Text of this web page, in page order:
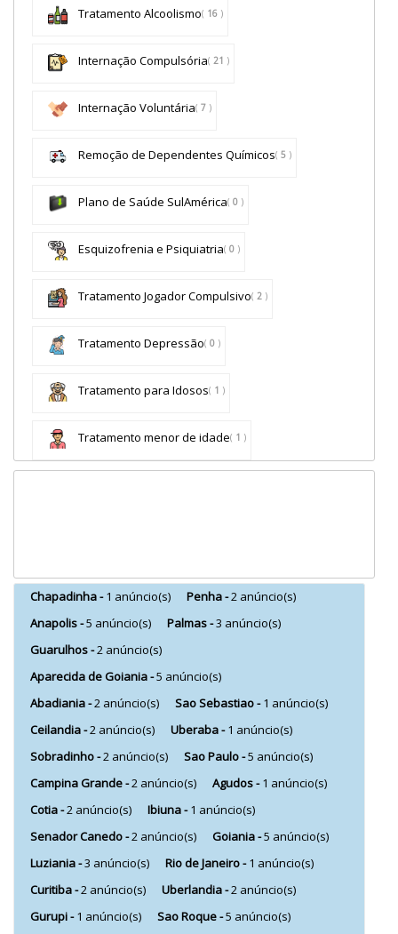
Tratamento Alcoolismo( 16 )
Internação Compulsória( 21 )
Internação Voluntária( 7 )
Remoção de Dependentes Químicos( 5 )
Plano de Saúde SulAmérica( 0 )
Esquizofrenia e Psiquiatria( 0 )
Tratamento Jogador Compulsivo( 2 )
Tratamento Depressão( 0 )
Tratamento para Idosos( 1 )
Tratamento menor de idade( 1 )
Chapadinha -1 anúncio(s) Penha -2 anúncio(s)
Anapolis -5 anúncio(s) Palmas -3 anúncio(s)
Guarulhos -2 anúncio(s)
Aparecida de Goiania -5 anúncio(s)
Abadiania -2 anúncio(s) Sao Sebastiao -1 anúncio(s)
Ceilandia -2 anúncio(s) Uberaba -1 anúncio(s)
Sobradinho -2 anúncio(s) Sao Paulo -5 anúncio(s)
Campina Grande -2 anúncio(s) Agudos -1 anúncio(s)
Cotia -2 anúncio(s) Ibiuna -1 anúncio(s)
Senador Canedo -2 anúncio(s) Goiania -5 anúncio(s)
Luziania -3 anúncio(s) Rio de Janeiro -1 anúncio(s)
Curitiba -2 anúncio(s) Uberlandia -2 anúncio(s)
Gurupi -1 anúncio(s) Sao Roque -5 anúncio(s)